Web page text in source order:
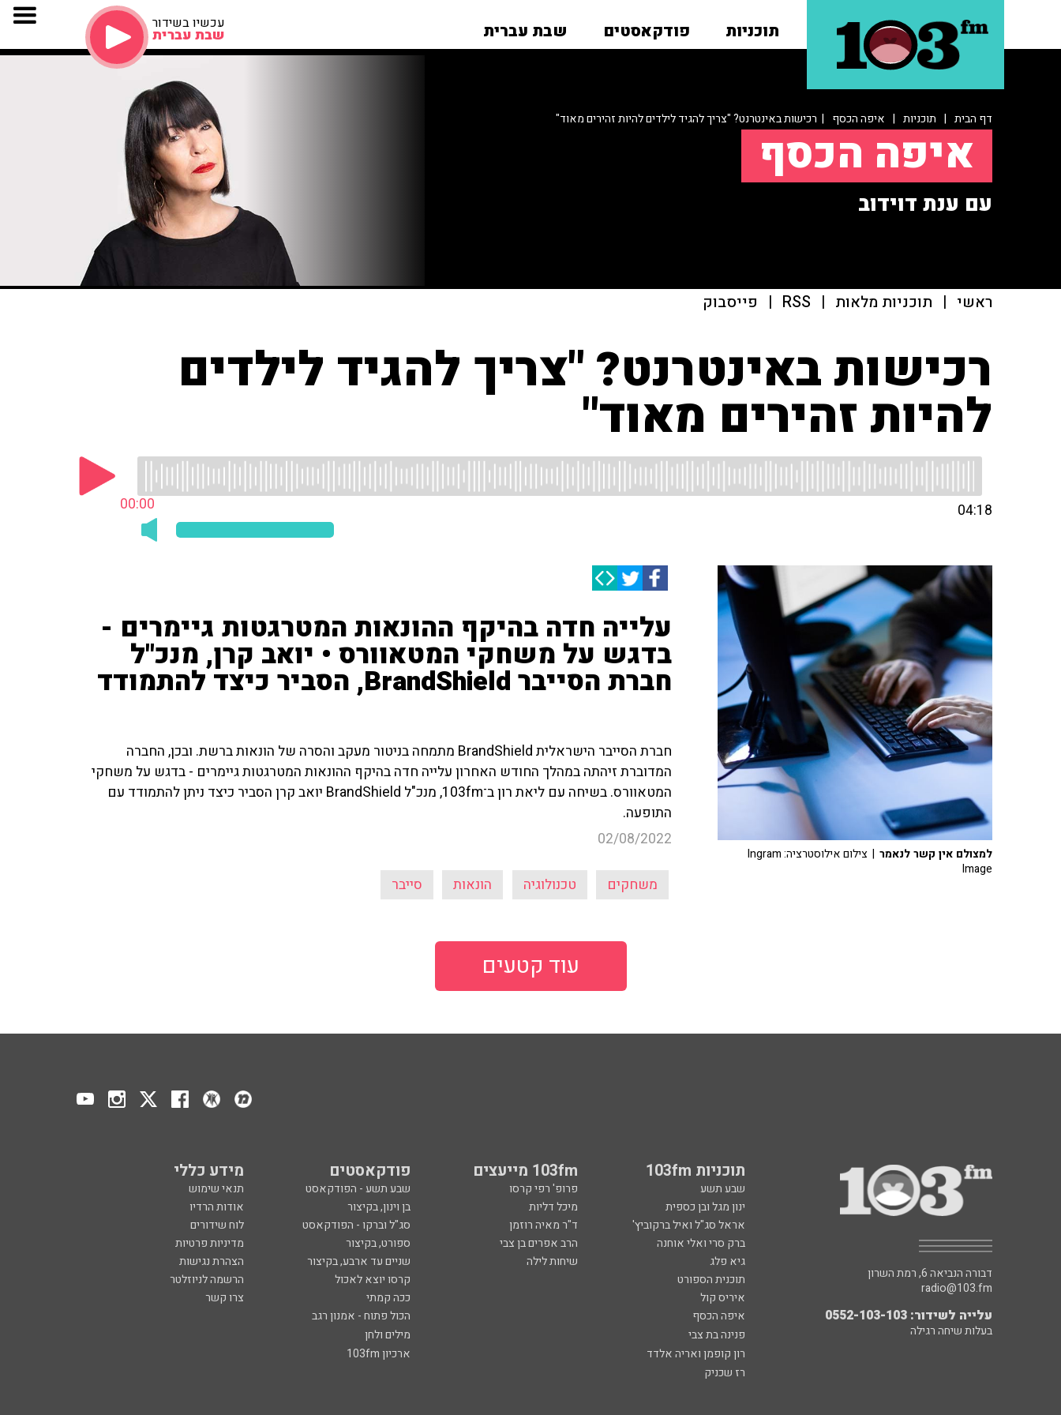
תוכניות פודקאסטים שבת עברית עכשיו בשידור
שבת עברית
דף הבית | תוכניות | איפה הכסף | רכישות באינטרנט? "צריך להגיד לילדים להיות זהירים מאוד"
איפה הכסף
עם ענת דוידוב
ראשי | תוכניות מלאות |
RSS
| פייסבוק
רכישות באינטרנט? "צריך להגיד לילדים
להיות זהירים מאוד"
00:00 04:18
עלייה חדה בהיקף ההונאות המטרגטות גיימרים -
בדגש על משחקי המטאוורס • יואב קרן, מנכ"ל
חברת הסייבר BrandShield, הסביר כיצד להתמודד
חברת הסייבר הישראלית BrandShield מתמחה בניטור מעקב והסרה של הונאות ברשת. ובכן, החברה
המדוברת זיהתה במהלך החודש האחרון עלייה חדה בהיקף ההונאות המטרגטות גיימרים - בדגש על משחקי
המטאוורס. בשיחה עם ליאת רון ב־103fm, מנכ"ל BrandShield יואב קרן הסביר כיצד ניתן להתמודד עם
התופעה.
02/08/2022
משחקים טכנולוגיה הונאות סייבר
למצולם אין קשר לנאמר
| צילום אילוסטרציה: Ingram
Image
עוד קטעים
תוכניות 103fm 103fm מייעצים פודקאסטים מידע כללי
שבע תשע פרופ' רפי קרסו שבע תשע - הפודקאסט
תנאי שימוש
ינון מגל ובן כספית
מיכל דליות בן וינון, בקיצור
אודות הרדיו
אראל סג"ל ואיל ברקוביץ'
ד"ר מאיה רוזמן סג"ל וברקו - הפודקאסט
לוח שידורים
ברק סרי ואלי אוחנה
הרב אפרים בן צבי ספורט, בקיצור
מדיניות פרטיות
גיא פלג
שיחות לילה שניים עד ארבע, בקיצור
הצהרת נגישות
תוכנית הספורט
קרסו יוצא לאכול
הרשמה לניוזלטר
איריס קול
ככה קמתי
צרו קשר
איפה הכסף
הכול פתוח - אמנון רגב
פנינה בת צבי
מילים ולחן
רון קופמן ואריה אלדד
ארכיון 103fm
רז שכניק
דבורה הנביאה 6, רמת השרון
radio@103.fm
עלייה לשידור: 0552-103-103
בעלות שיחה רגילה